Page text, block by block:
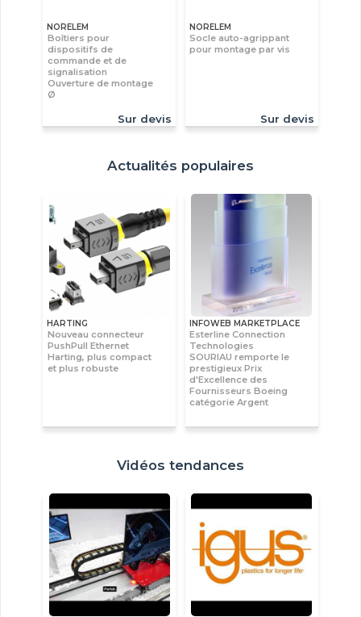
NORELEM
Boîtiers pour
dispositifs de
commande et de
signalisation
Ouverture de montage
Ø
Sur devis
NORELEM
Socle auto-agrippant
pour montage par vis
Sur devis
Actualités populaires
HARTING
Nouveau connecteur
PushPull Ethernet
Harting, plus compact
et plus robuste
INFOWEB MARKETPLACE
Esterline Connection
Technologies
SOURIAU remporte le
prestigieux Prix
d'Excellence des
Fournisseurs Boeing
catégorie Argent
Vidéos tendances